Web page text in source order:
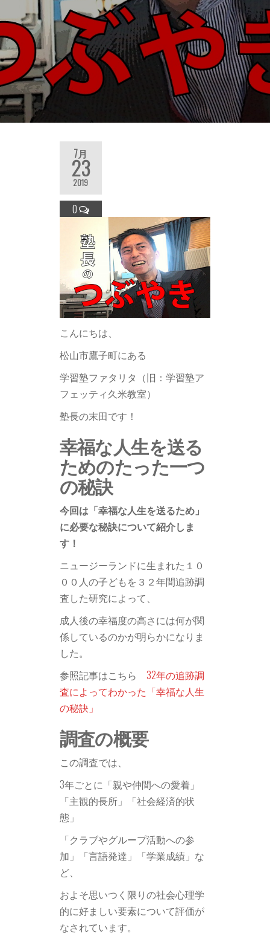
7月
23
2019
0
こんにちは、
松山市鷹子町にある
学習塾ファタリタ（旧：学習塾ア
フェッティ久米教室）
塾長の末田です！
幸福な人生を送る
ためのたった一つ
の秘訣
今回は「幸福な人生を送るため」
に必要な秘訣について紹介しま
す！
ニュージーランドに生まれた１０
００人の子どもを３２年間追跡調
査した研究によって、
成人後の幸福度の高さには何が関
係しているのかが明らかになりま
した。
参照記事はこちら 32年の追跡調
査によってわかった「幸福な人生
の秘訣」
調査の概要
この調査では、
3年ごとに「親や仲間への愛着」
「主観的長所」「社会経済的状
態」
「クラブやグループ活動への参
加」「言語発達」「学業成績」な
ど、
およそ思いつく限りの社会心理学
的に好ましい要素について評価が
なされています。